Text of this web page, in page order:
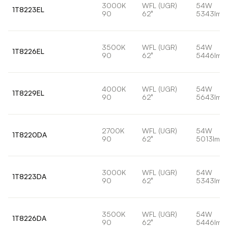
1T8223EL
3000K
90
WFL (UGR)
62°
54W
5343lm
1T8226EL
3500K
90
WFL (UGR)
62°
54W
5446lm
1T8229EL
4000K
90
WFL (UGR)
62°
54W
5643lm
1T8220DA
2700K
90
WFL (UGR)
62°
54W
5013lm
1T8223DA
3000K
90
WFL (UGR)
62°
54W
5343lm
1T8226DA
3500K
90
WFL (UGR)
62°
54W
5446lm